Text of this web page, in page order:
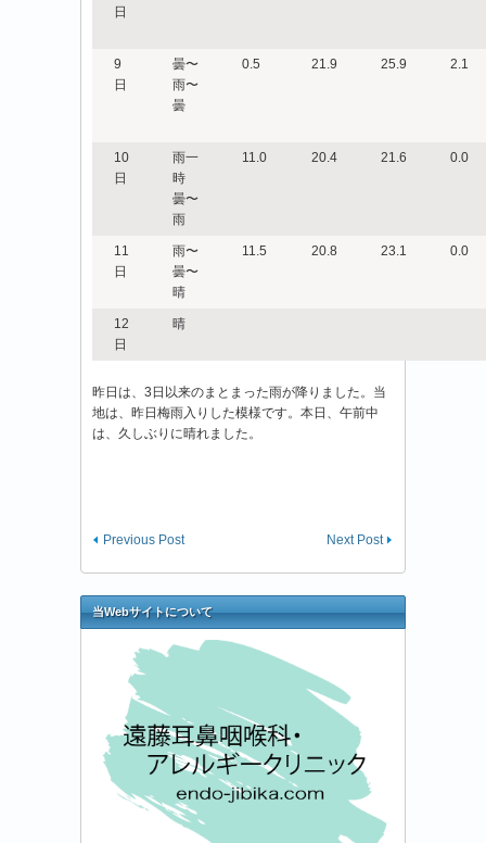
日
9
日
曇〜
雨〜
曇
0.5 21.9 25.9 2.1
10
日
雨一
時
曇〜
雨
11.0 20.4 21.6 0.0
11
日
雨〜
曇〜
晴
11.5 20.8 23.1 0.0
12
日
晴
昨日は、3日以来のまとまった雨が降りました。当
地は、昨日梅雨入りした模様です。本日、午前中
は、久しぶりに晴れました。
Next Post
Previous Post
当Webサイトについて